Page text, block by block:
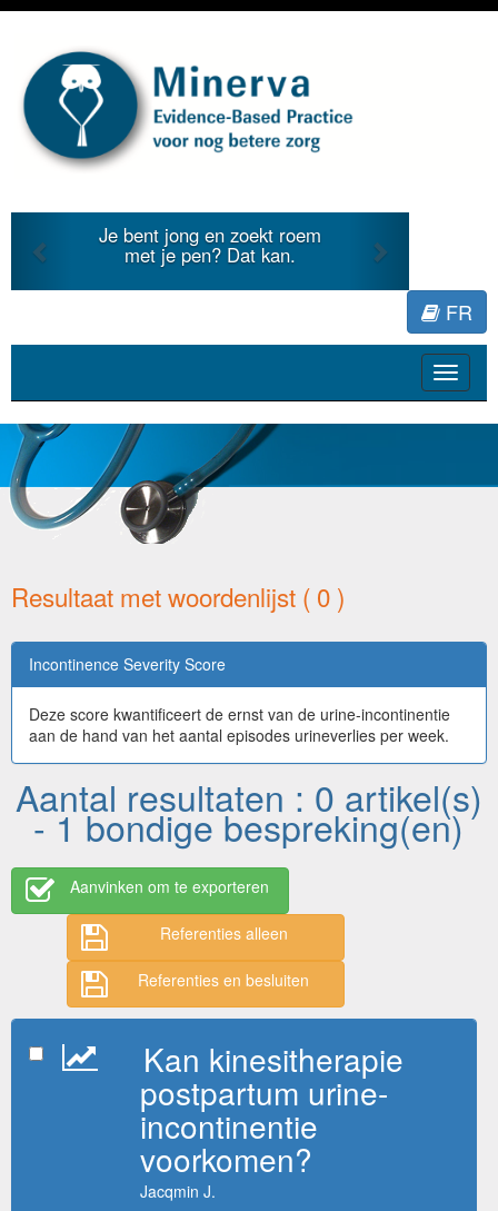
Je bent jong en zoekt roem
met je pen? Dat kan.
Previous
FR
Toggle
Resultaat met woordenlijst ( 0 )
Incontinence Severity Score
Deze score kwantificeert de ernst van de urine-incontinentie
aan de hand van het aantal episodes urineverlies per week.
Aantal resultaten : 0 artikel(s)
- 1 bondige bespreking(en)
Aanvinken om te exporteren
Referenties alleen
Referenties en besluiten
Kan kinesitherapie
postpartum urine-
incontinentie
voorkomen?
Jacqmin J.